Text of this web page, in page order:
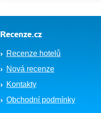
Recenze.cz
Recenze hotelů
Nová recenze
Kontakty
Obchodní podmínky